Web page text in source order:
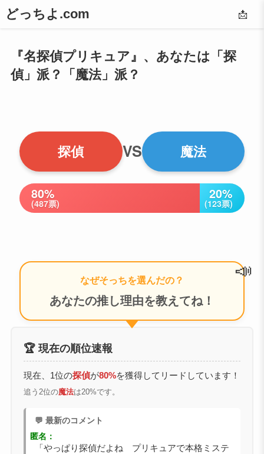
どっちよ.com 📩
『名探偵プリキュア』、あなたは「探
偵」派？「魔法」派？
探偵 VS 魔法
80%
(487票)
20%
(123票)
なぜそっちを選んだの？
あなたの推し理由を教えてね！
📣
🏆 現在の順位速報
現在、1位の探偵が80%を獲得してリードしています！
追う2位の魔法は20%です。
💬 最新のコメント
匿名：
「やっぱり探偵だよね プリキュアで本格ミステ